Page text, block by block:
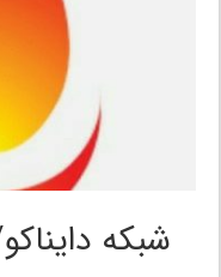
شبکه